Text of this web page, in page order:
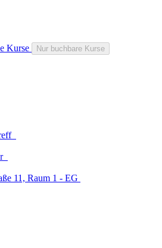
Kurse Nur buchbare Kurse
11, Raum 1 - EG